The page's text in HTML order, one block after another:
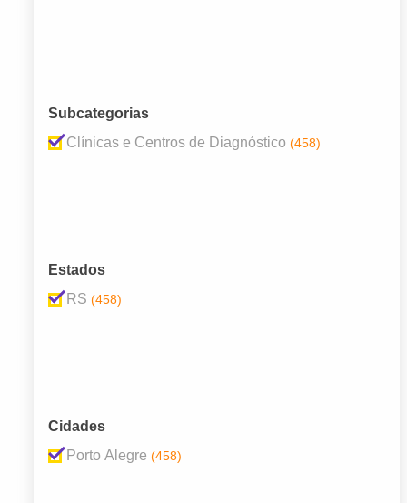
Subcategorias
Clínicas e Centros de Diagnóstico (458)
Estados
RS (458)
Cidades
Porto Alegre (458)